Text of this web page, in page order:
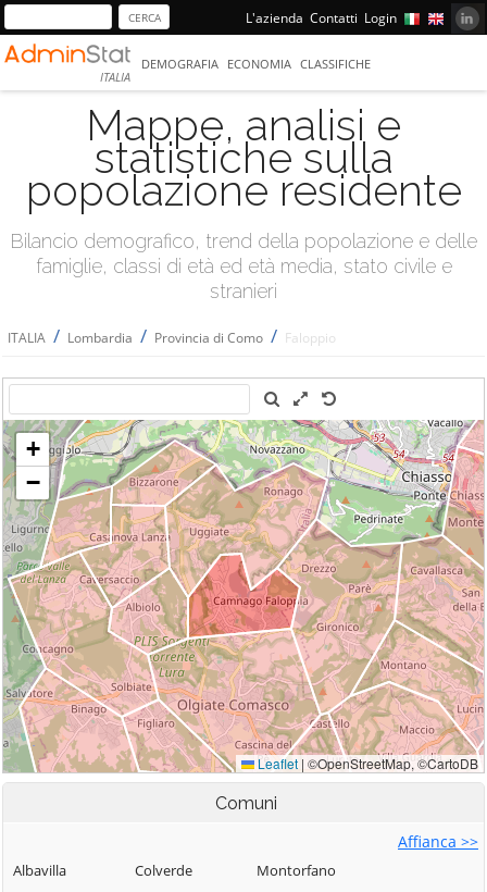
L'azienda Contatti Login
ITALIA
DEMOGRAFIA ECONOMIA CLASSIFICHE
Mappe, analisi e
statistiche sulla
popolazione residente
Bilancio demografico, trend della popolazione e delle
famiglie, classi di età ed età media, stato civile e
stranieri
ITALIA / Lombardia / Provincia di Como / Faloppio
Comuni
Affianca >>
Albavilla
Colverde
Montorfano